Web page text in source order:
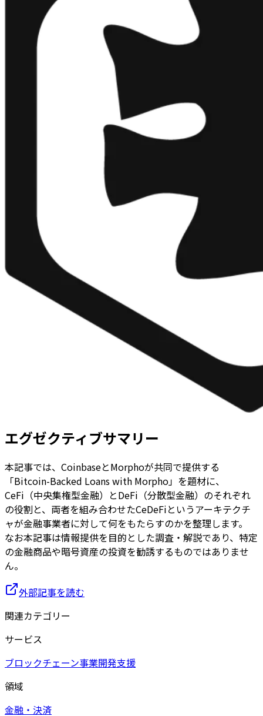
エグゼクティブサマリー
本記事では、CoinbaseとMorphoが共同で提供する
「Bitcoin-Backed Loans with Morpho」を題材に、
CeFi（中央集権型金融）とDeFi（分散型金融）のそれぞれ
の役割と、両者を組み合わせたCeDeFiというアーキテクチ
ャが金融事業者に対して何をもたらすのかを整理します。
なお本記事は情報提供を目的とした調査・解説であり、特定
の金融商品や暗号資産の投資を勧誘するものではありませ
ん。
外部記事を読む
関連カテゴリー
サービス
ブロックチェーン事業開発支援
領域
金融・決済